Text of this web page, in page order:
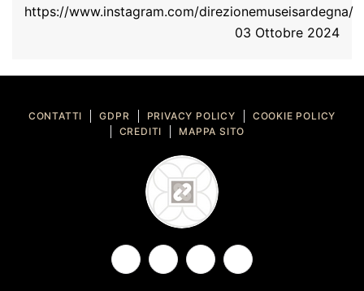
https://www.instagram.com/direzionemuseisardegna/
03 Ottobre 2024
CONTATTI GDPR PRIVACY POLICY
COOKIE POLICY
CREDITI
MAPPA SITO